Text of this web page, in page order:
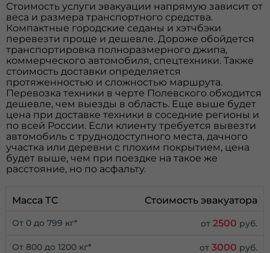
Стоимость услуги эвакуации напрямую зависит от
веса и размера транспортного средства.
Компактные городские седаны и хэтчбэки
перевезти проще и дешевле. Дороже обойдется
транспортировка полноразмерного джипа,
коммерческого автомобиля, спецтехники. Также
стоимость доставки определяется
протяженностью и сложностью маршрута.
Перевозка техники в черте Полевского обходится
дешевле, чем выезды в область. Еще выше будет
цена при доставке техники в соседние регионы и
по всей России. Если клиенту требуется вывезти
автомобиль с труднодоступного места, дачного
участка или деревни с плохим покрытием, цена
будет выше, чем при поездке на такое же
расстояние, но по асфальту.
Масса ТС Стоимость эвакуатора
От 0 до 799 кг* от2500 руб.
От 800 до 1200 кг* от3000 руб.